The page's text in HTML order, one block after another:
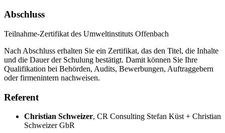
Abschluss
Teilnahme-Zertifikat des Umweltinstituts Offenbach
Nach Abschluss erhalten Sie ein Zertifikat, das den Titel, die Inhalte
und die Dauer der Schulung bestätigt. Damit können Sie Ihre
Qualifikation bei Behörden, Audits, Bewerbungen, Auftraggebern
oder firmenintern nachweisen.
Referent
Christian Schweizer, CR Consulting Stefan Küst + Christian
Schweizer GbR